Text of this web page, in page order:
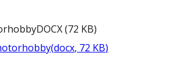
DOCX(72 KB)
(docx, 72 KB)